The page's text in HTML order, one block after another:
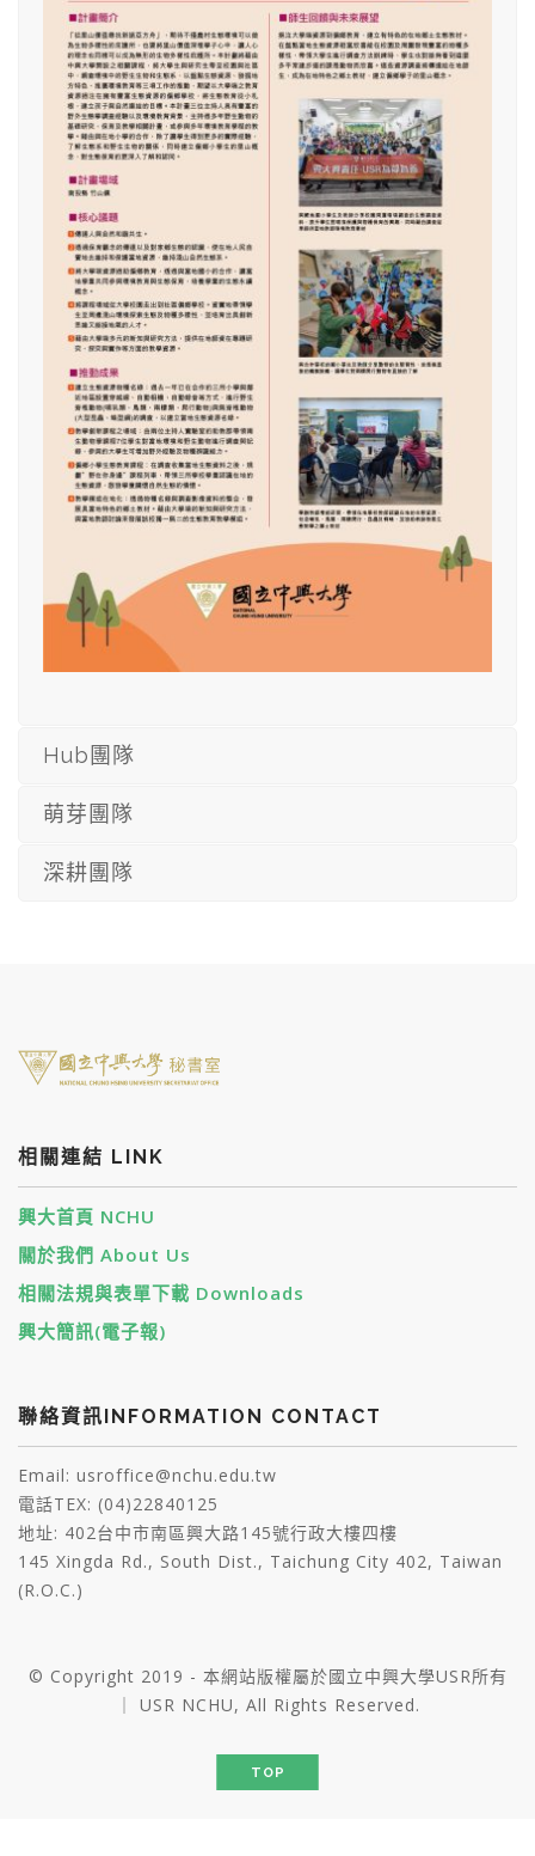
Hub團隊
萌芽團隊
深耕團隊
相關連結 LINK
興大首頁 NCHU
關於我們 About Us
相關法規與表單下載 Downloads
興大簡訊(電子報)
聯絡資訊INFORMATION CONTACT
Email: usroffice@nchu.edu.tw
電話TEX: (04)22840125
地址: 402台中市南區興大路145號行政大樓四樓
145 Xingda Rd., South Dist., Taichung City 402, Taiwan
(R.O.C.)
© Copyright 2019 - 本網站版權屬於國立中興大學USR所有
｜ USR NCHU, All Rights Reserved.
TOP